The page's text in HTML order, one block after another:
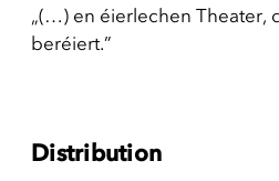
„(…) en éierlechen Theater,
beréiert.”
Distribution